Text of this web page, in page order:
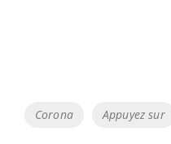
Tags
Corona Appuyez sur